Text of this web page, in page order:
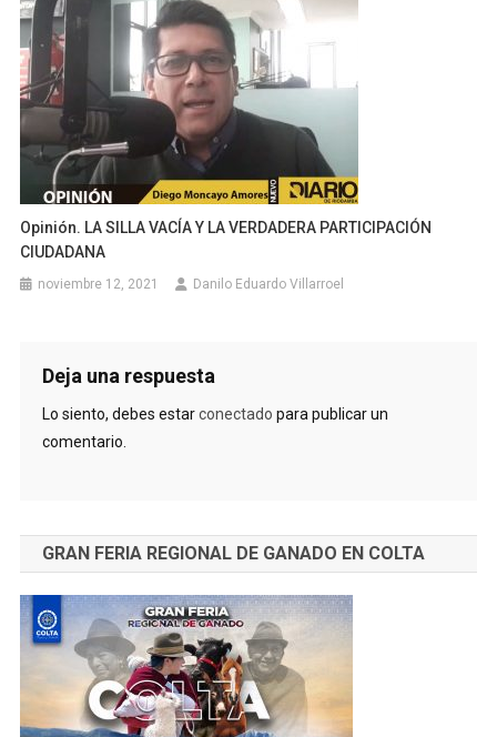
Opinión. LA SILLA VACÍA Y LA VERDADERA PARTICIPACIÓN
CIUDADANA
noviembre 12, 2021 Danilo Eduardo Villarroel
Deja una respuesta
Lo siento, debes estarconectado para publicar un
comentario.
GRAN FERIA REGIONAL DE GANADO EN COLTA